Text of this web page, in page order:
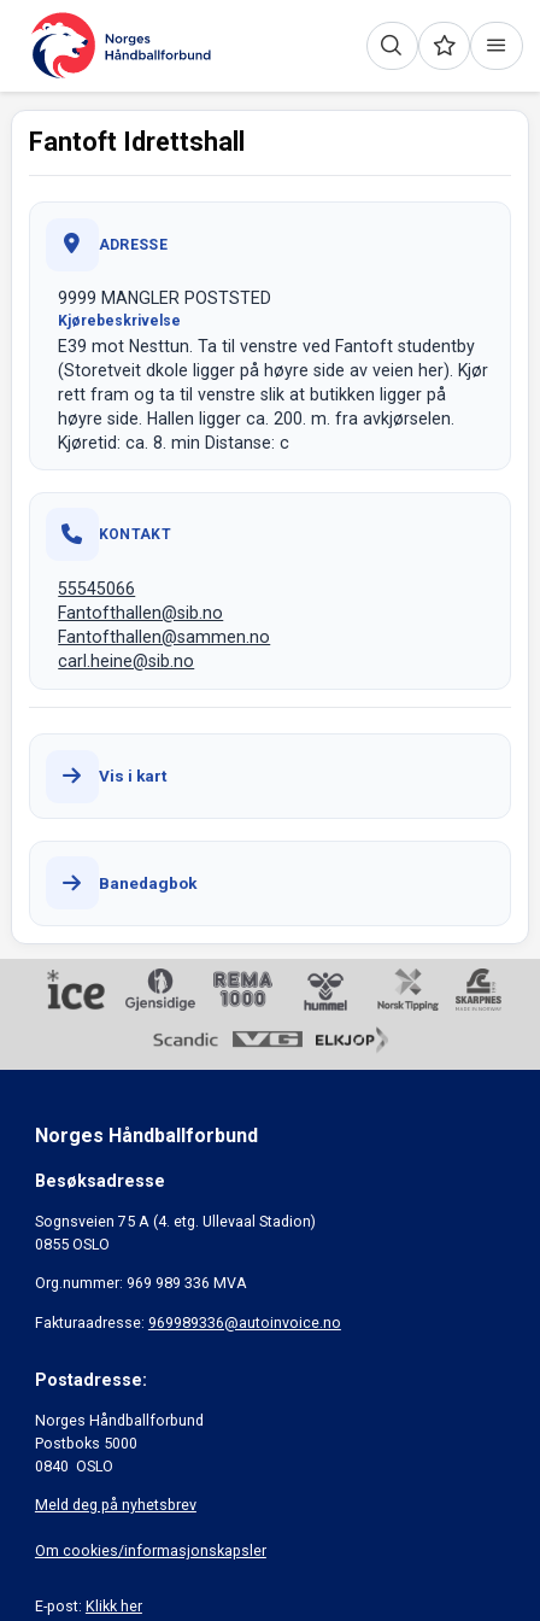
Fantoft Idrettshall
ADRESSE
9999 MANGLER POSTSTED
Kjørebeskrivelse
E39 mot Nesttun. Ta til venstre ved Fantoft studentby
(Storetveit dkole ligger på høyre side av veien her). Kjør
rett fram og ta til venstre slik at butikken ligger på
høyre side. Hallen ligger ca. 200. m. fra avkjørselen.
Kjøretid: ca. 8. min Distanse: c
KONTAKT
55545066
Fantofthallen@sib.no
Fantofthallen@sammen.no
carl.heine@sib.no
Vis i kart
Banedagbok
Norges Håndballforbund
Besøksadresse
Sognsveien 75 A (4. etg. Ullevaal Stadion)
0855 OSLO
Org.nummer: 969 989 336 MVA
Fakturaadresse: 969989336@autoinvoice.no
Postadresse:
Norges Håndballforbund
Postboks 5000
0840 OSLO
Meld deg på nyhetsbrev
Om cookies/informasjonskapsler
E-post: Klikk her